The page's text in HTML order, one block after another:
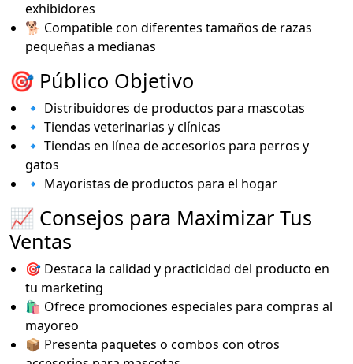
exhibidores
🐕 Compatible con diferentes tamaños de razas
pequeñas a medianas
🎯 Público Objetivo
🔹 Distribuidores de productos para mascotas
🔹 Tiendas veterinarias y clínicas
🔹 Tiendas en línea de accesorios para perros y
gatos
🔹 Mayoristas de productos para el hogar
📈 Consejos para Maximizar Tus
Ventas
🎯 Destaca la calidad y practicidad del producto en
tu marketing
🛍️ Ofrece promociones especiales para compras al
mayoreo
📦 Presenta paquetes o combos con otros